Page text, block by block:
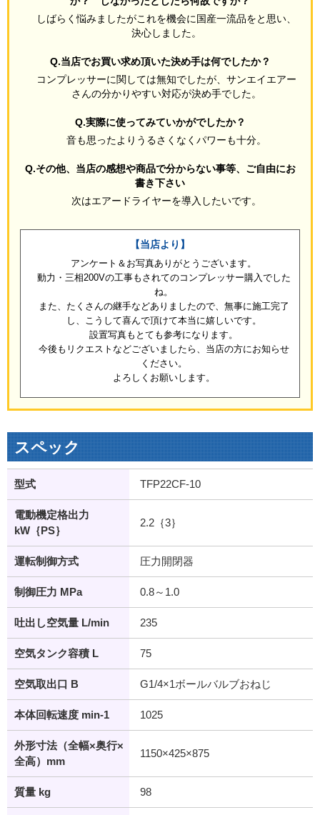
しばらく悩みましたがこれを機会に国産一流品をと思い、
決心しました。
Q.当店でお買い求め頂いた決め手は何でしたか？
コンプレッサーに関しては無知でしたが、サンエイエアー
さんの分かりやすい対応が決め手でした。
Q.実際に使ってみていかがでしたか？
音も思ったよりうるさくなくパワーも十分。
Q.その他、当店の感想や商品で分からない事等、ご自由にお
書き下さい
次はエアードライヤーを導入したいです。
【当店より】
アンケート＆お写真ありがとうございます。
動力・三相200Vの工事もされてのコンプレッサー購入でした
ね。
また、たくさんの継手などありましたので、無事に施工完了
し、こうして喜んで頂けて本当に嬉しいです。
設置写真もとても参考になります。
今後もリクエストなどございましたら、当店の方にお知らせ
ください。
よろしくお願いします。
スペック
型式 TFP22CF-10
電動機定格出力
kW｛PS｝
2.2｛3｝
運転制御方式 圧力開閉器
制御圧力 MPa 0.8～1.0
吐出し空気量 L/min 235
空気タンク容積 L 75
空気取出口 B G1/4×1ボールバルブおねじ
本体回転速度 min-1 1025
外形寸法（全幅×奥行×
全高）mm
1150×425×875
質量 kg 98